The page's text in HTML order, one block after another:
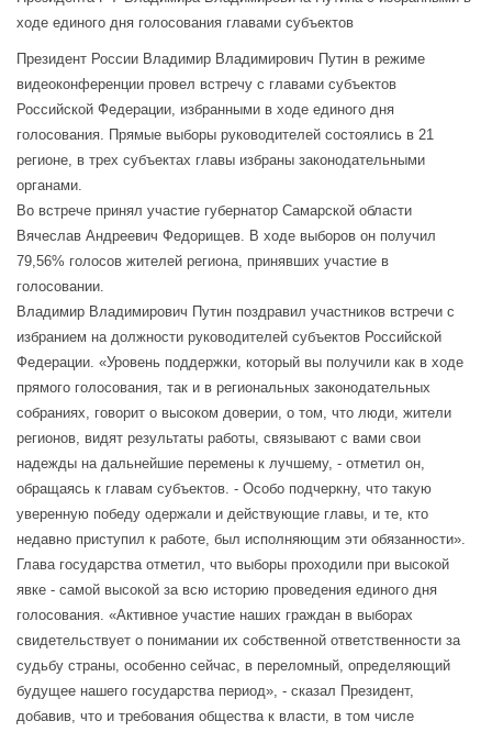
ходе единого дня голосования главами субъектов
Президент России Владимир Владимирович Путин в режиме
видеоконференции провел встречу с главами субъектов
Российской Федерации, избранными в ходе единого дня
голосования. Прямые выборы руководителей состоялись в 21
регионе, в трех субъектах главы избраны законодательными
органами.
Во встрече принял участие губернатор Самарской области
Вячеслав Андреевич Федорищев. В ходе выборов он получил
79,56% голосов жителей региона, принявших участие в
голосовании.
Владимир Владимирович Путин поздравил участников встречи с
избранием на должности руководителей субъектов Российской
Федерации. «Уровень поддержки, который вы получили как в ходе
прямого голосования, так и в региональных законодательных
собраниях, говорит о высоком доверии, о том, что люди, жители
регионов, видят результаты работы, связывают с вами свои
надежды на дальнейшие перемены к лучшему, - отметил он,
обращаясь к главам субъектов. - Особо подчеркну, что такую
уверенную победу одержали и действующие главы, и те, кто
недавно приступил к работе, был исполняющим эти обязанности».
Глава государства отметил, что выборы проходили при высокой
явке - самой высокой за всю историю проведения единого дня
голосования. «Активное участие наших граждан в выборах
свидетельствует о понимании их собственной ответственности за
судьбу страны, особенно сейчас, в переломный, определяющий
будущее нашего государства период», - сказал Президент,
добавив, что и требования общества к власти, в том числе